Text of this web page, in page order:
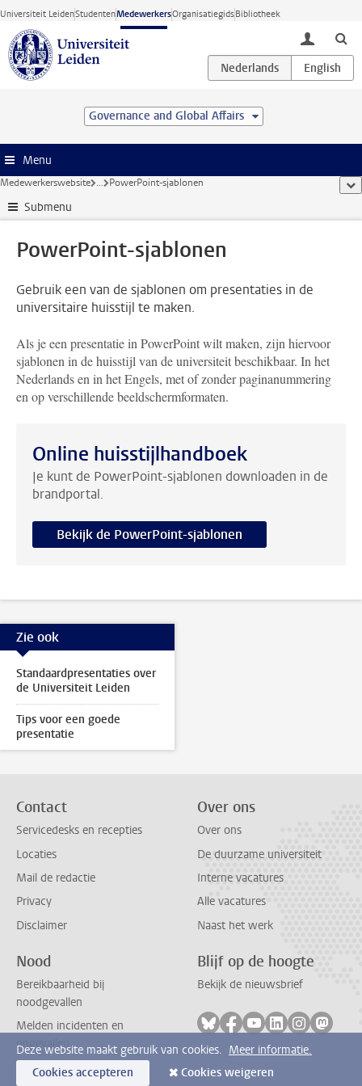
Ga direct naar de inhoud
Universiteit LeidenStudentenMedewerkersOrganisatiegidsBibliotheek
toggle
Governance and Global Affairs
Menu
Medewerkerswebsite ... PowerPoint-sjablonen
Submenu
PowerPoint-sjablonen
Gebruik een van de sjablonen om presentaties in de
universitaire huisstijl te maken.
Als je een presentatie in PowerPoint wilt maken, zijn hiervoor
sjablonen in de huisstijl van de universiteit beschikbaar. In het
Nederlands en in het Engels, met of zonder paginanummering
en op verschillende beeldschermformaten.
Online huisstijlhandboek
Je kunt de PowerPoint-sjablonen downloaden in de
brandportal.
Bekijk de PowerPoint-sjablonen
Zie ook
Standaardpresentaties over
de Universiteit Leiden
Tips voor een goede
presentatie
Contact
Servicedesks en recepties
Locaties
Mail de redactie
Privacy
Disclaimer
Over ons
Over ons
De duurzame universiteit
Interne vacatures
Alle vacatures
Naast het werk
Nood
Bereikbaarheid bij
noodgevallen
Melden incidenten en
ongevallen
Blijf op de hoogte
Bekijk de nieuwsbrief
Volg ons op bluesky
Volg ons op facebook
Volg ons op
Volg ons op
Volg ons
Volg
Deze website maakt gebruik van cookies. Meer informatie.
Cookies accepteren
Cookies weigeren